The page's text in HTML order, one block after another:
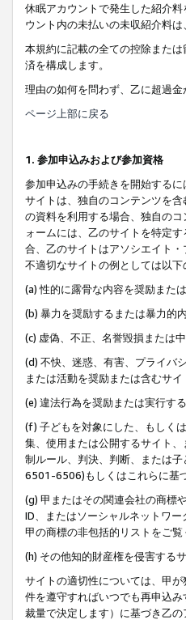
休眠アカウントで発生した紹介
ウント内の未払いの未収紹介料
本規約に記載の全ての控除また
済を構成します。
理由の如何を問わず、乙に超過
ページ上部に戻る
1. 参加申込みおよび参加資格
参加申込みの手続きを開始する
サイトは、独自のコンテンツを
の資料を利用する場合、独自の
ォームには、乙のサイトを特定
合、乙のサイトはアソシエイト
不適切なサイトの例としては以下
(a) 性的に露骨な内容を奨励また
(b) 暴力を奨励するまたは暴力的
(c) 虚偽、不正、名誉毀損または
(d) 不快、迷惑、有害、プライバ
または活動を奨励または含むサイ
(e) 違法行為を奨励または実行す
(f) 子どもを対象にした、もしく
集、使用または公開するサイト
制ルール、判決、判断、または
6501-6506)もしくはこれらに基
(g) 甲またはその関連会社の商標
ID、またはソーシャルネットワ
甲の商標の非包括的リストをご覧
(h) その他知的財産権を侵害する
サイトの適切性については、甲
件を遵守すればいつでも再申込
裁量で決定します）に基づき乙